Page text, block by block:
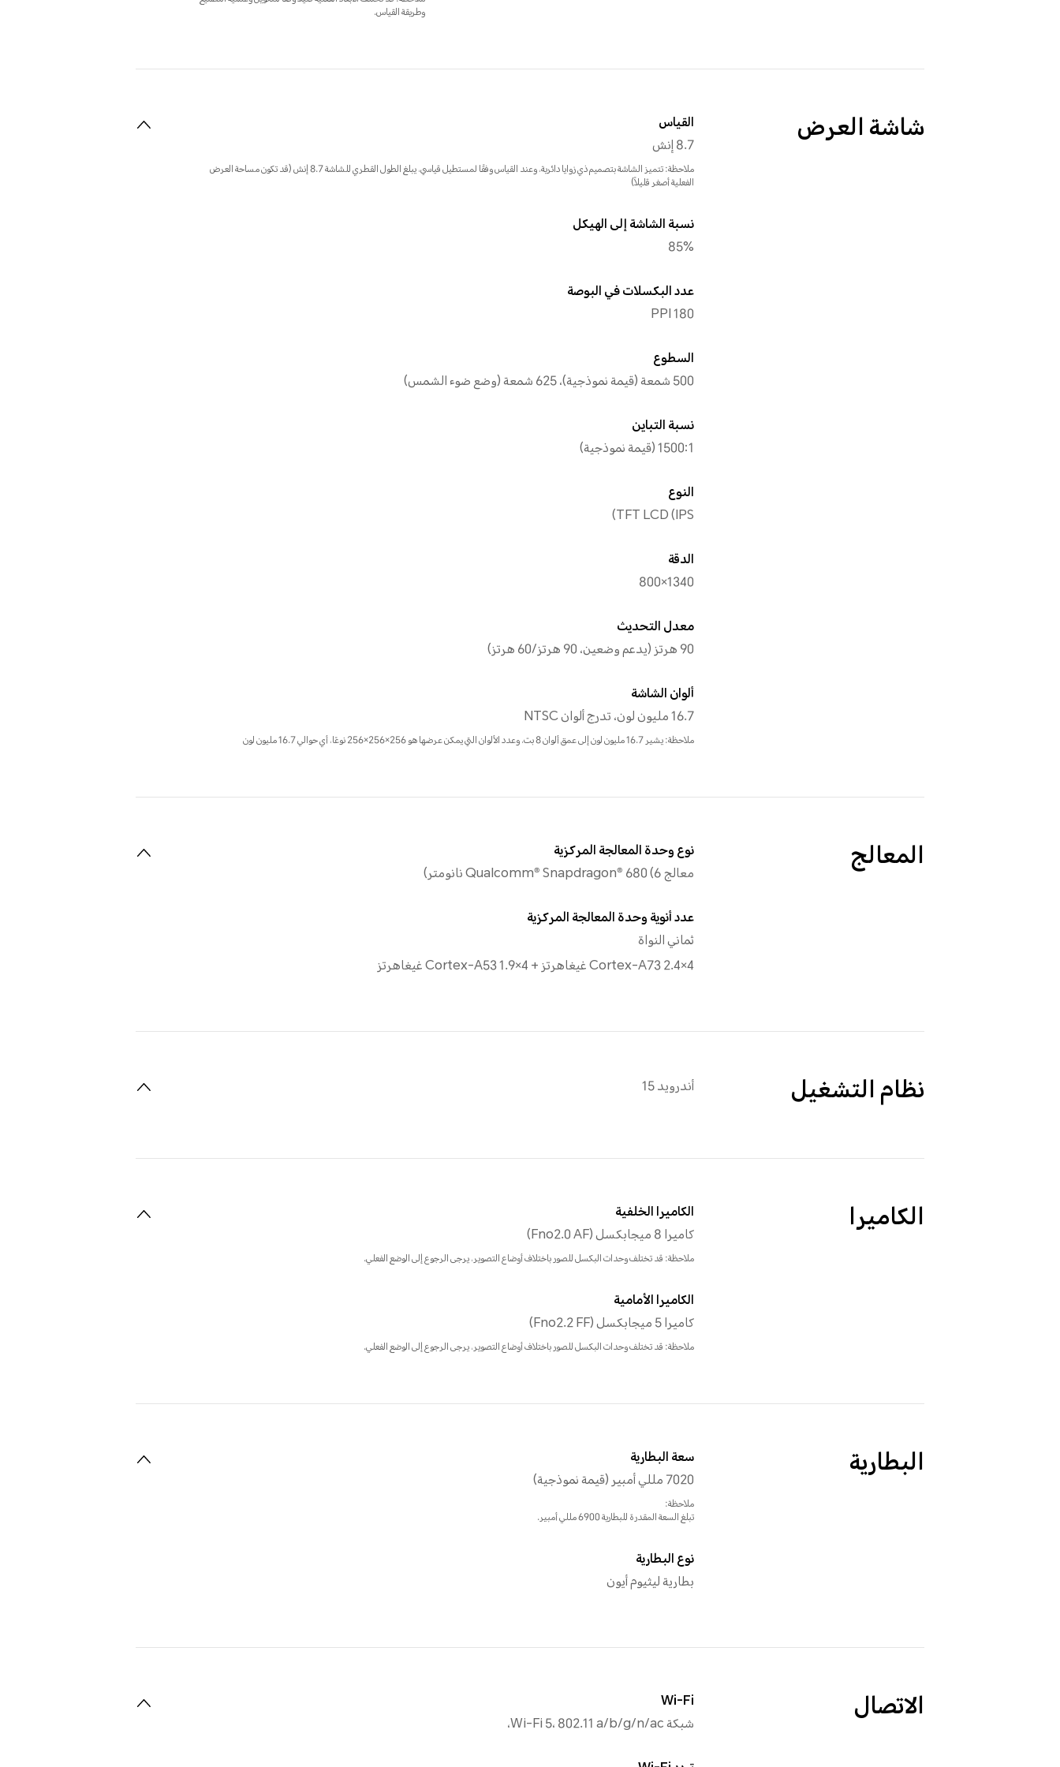
وطريقة القياس.
شاشة العرض
القياس
8.7 إنش
ملاحظة: تتميز الشاشة بتصميم ذي زوايا دائرية، وعند القياس وفقًا لمستطيل قياسي، يبلغ الطول القطري للشاشة 8.7 إنش (قد تكون مساحة العرض
الفعلية أصغر قليلاً)
نسبة الشاشة إلى الهيكل
85%
عدد البكسلات في البوصة
180 PPI
السطوع
500 شمعة (قيمة نموذجية)، 625 شمعة (وضع ضوء الشمس)
نسبة التباين
1500:1 (قيمة نموذجية)
النوع
TFT LCD (IPS)
الدقة
1340×800
معدل التحديث
90 هرتز (يدعم وضعين، 90 هرتز/60 هرتز)
ألوان الشاشة
16.7 مليون لون، تدرج ألوان NTSC
ملاحظة: يشير 16.7 مليون لون إلى عمق ألوان 8 بت، وعدد الألوان التي يمكن عرضها هو 256×256×256 نوعًا، أي حوالي 16.7 مليون لون
المعالج
نوع وحدة المعالجة المركزية
معالج Qualcomm® Snapdragon® 680 (6 نانومتر)
عدد أنوية وحدة المعالجة المركزية
ثماني النواة
4×Cortex-A73 2.4 غيغاهرتز + 4×Cortex-A53 1.9 غيغاهرتز
نظام التشغيل أندرويد 15
الكاميرا
الكاميرا الخلفية
كاميرا 8 ميجابكسل (Fno2.0 AF)
ملاحظة: قد تختلف وحدات البكسل للصور باختلاف أوضاع التصوير، يرجى الرجوع إلى الوضع الفعلي.
الكاميرا الأمامية
كاميرا 5 ميجابكسل (Fno2.2 FF)
ملاحظة: قد تختلف وحدات البكسل للصور باختلاف أوضاع التصوير، يرجى الرجوع إلى الوضع الفعلي.
البطارية
سعة البطارية
7020 مللي أمبير (قيمة نموذجية)
ملاحظة:
تبلغ السعة المقدرة للبطارية 6900 مللي أمبير.
نوع البطارية
بطارية ليثيوم أيون
الاتصال
Wi-Fi
شبكة Wi-Fi 5، 802.11 a/b/g/n/ac،